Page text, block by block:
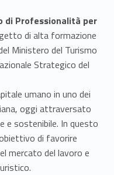
di Professionalità per
di alta formazione
Ministero del Turismo
Strategico del
umano in uno dei
oggi attraversato
e sostenibile. In questo
di favorire
mercato del lavoro e